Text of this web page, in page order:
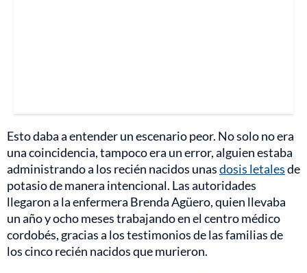
Esto daba a entender un escenario peor. No solo no era
una coincidencia, tampoco era un error, alguien estaba
administrando a los recién nacidos unasdosis letalesde
potasio de manera intencional. Las autoridades
llegaron a la enfermera Brenda Agüero, quien llevaba
un año y ocho meses trabajando en el centro médico
cordobés, gracias a los testimonios de las familias de
los cinco recién nacidos que murieron.